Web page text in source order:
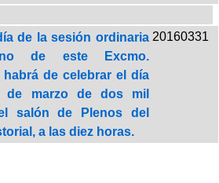
de la sesión ordinaria
de este Excmo.
habrá de celebrar el día
marzo de dos mil
salón de Plenos del
a las diez horas.
20160331